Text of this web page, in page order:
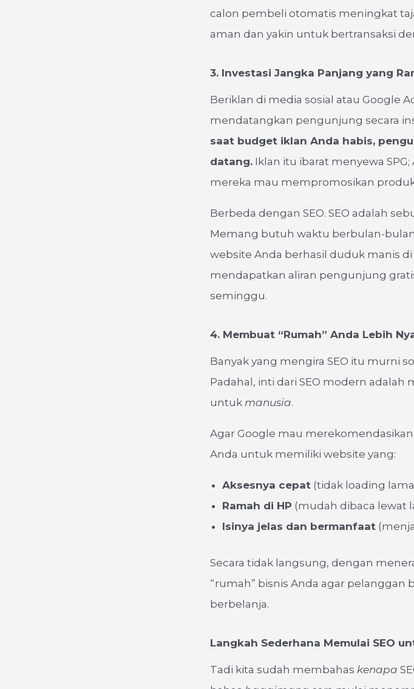
calon pembeli otomatis meningkat
aman dan yakin untuk bertransaksi
3. Investasi Jangka Panjang yang
Beriklan di media sosial atau Google
mendatangkan pengunjung secara
saat budget iklan Anda habis,
datang. Iklan itu ibarat menyewa
mereka mau mempromosikan
Berbeda dengan SEO. SEO adalah
Memang butuh waktu berbulan-
website Anda berhasil duduk manis
mendapatkan aliran pengunjung
seminggu.
4. Membuat “Rumah” Anda Lebih
Banyak yang mengira SEO itu murni
Padahal, inti dari SEO modern
untuk manusia.
Agar Google mau
Anda untuk memiliki website yang:
Aksesnya cepat (tidak loading
Ramah di HP (mudah dibaca lewat
Isinya jelas dan bermanfaat
Secara tidak langsung, dengan
“rumah” bisnis Anda agar pelanggan
berbelanja.
Langkah Sederhana Memulai SEO
Tadi kita sudah membahas kenapa